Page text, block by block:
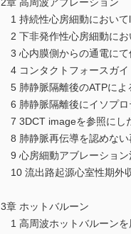
2章 高周波アブレーション
1 持続性心房細動において
2 下非発作性心房細動にお
3 心内膜側からの通電にて
4 コンタクトフォースガイ
5 肺静脈隔離後のATPによ
6 肺静脈隔離後にイソプロ
7 3DCT imageを参照にし
8 肺静脈再伝導を認めない
9 心房細動アブレーション
10 流出路起源心室性期外
3章 ホットバルーン
1 高周波ホットバルーンを